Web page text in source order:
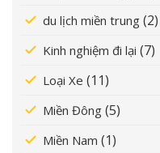
du lịch miền trung (2)
Kinh nghiệm đi lại (7)
Loại Xe (11)
Miền Đông (5)
Miền Nam (1)